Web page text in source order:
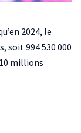
2024, le
soit 994 530 000
10 millions